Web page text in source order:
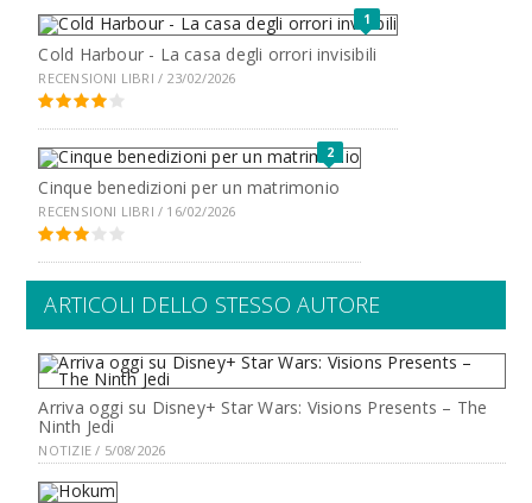
1
Cold Harbour - La casa degli orrori invisibili
RECENSIONI LIBRI / 23/02/2026
2
Cinque benedizioni per un matrimonio
RECENSIONI LIBRI / 16/02/2026
ARTICOLI DELLO STESSO AUTORE
Arriva oggi su Disney+ Star Wars: Visions Presents – The
Ninth Jedi
NOTIZIE / 5/08/2026